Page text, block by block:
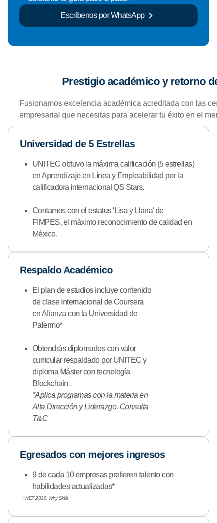
Escríbenos por WhatsApp
Prestigio académico y retorno
Fusionamos excelencia académica acreditada con las
empresarial que necesitas para acelerar tu éxito en el
Universidad de 5 Estrellas
UNITEC obtuvo la máxima calificación (5 estrellas)
en Aprendizaje en Línea y Empleabilidad por la
calificadora internacional QS Stars.
Contamos con el estatus 'Lisa y Llana' de
FIMPES, el máximo reconocimiento de calidad en
México.
Respaldo Académico
El plan de estudios incluye contenido
de clase internacional de Coursera
en Alianza con la Universidad de
Palermo*
Obtendrás diplomados con valor
curricular respaldado por UNITEC y
diploma Máster con tecnología
Blockchain .
*Aplica programas con la materia en
Alta Dirección y Liderazgo. Consulta
T&C
Egresados con mejores ingresos
9 de cada 10 empresas prefieren talento con
habilidades actualizadas*
*WEF 2020, Why Skills